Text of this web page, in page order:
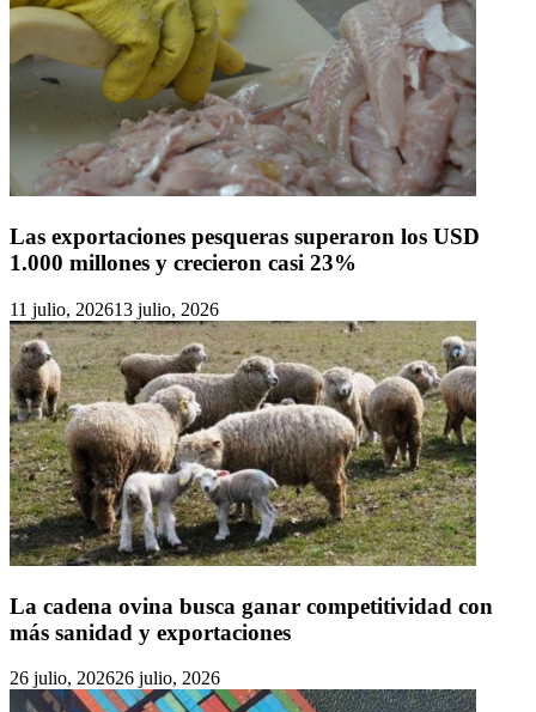
Las exportaciones pesqueras superaron los USD
1.000 millones y crecieron casi 23%
11 julio, 202613 julio, 2026
La cadena ovina busca ganar competitividad con
más sanidad y exportaciones
26 julio, 202626 julio, 2026